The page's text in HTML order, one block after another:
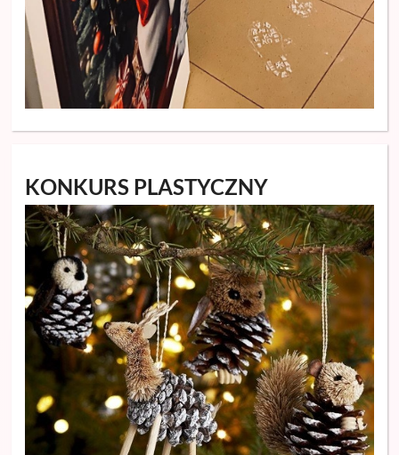
KONKURS PLASTYCZNY